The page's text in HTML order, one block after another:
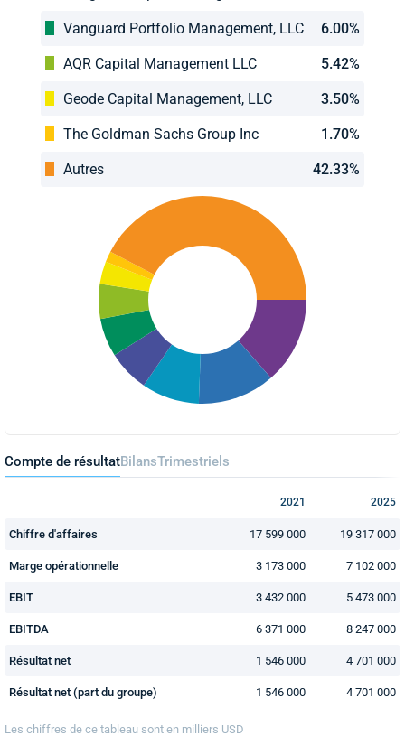
Vanguard Portfolio Management, LLC 6.00%
AQR Capital Management LLC 5.42%
Geode Capital Management, LLC 3.50%
The Goldman Sachs Group Inc 1.70%
Autres 42.33%
Compte de résultatBilansTrimestriels
2021 2025
Chiffre d'affaires 17 599 000 19 317 000
Marge opérationnelle 3 173 000 7 102 000
EBIT 3 432 000 5 473 000
EBITDA 6 371 000 8 247 000
Résultat net 1 546 000 4 701 000
Résultat net (part du groupe) 1 546 000 4 701 000
Les chiffres de ce tableau sont en milliers USD